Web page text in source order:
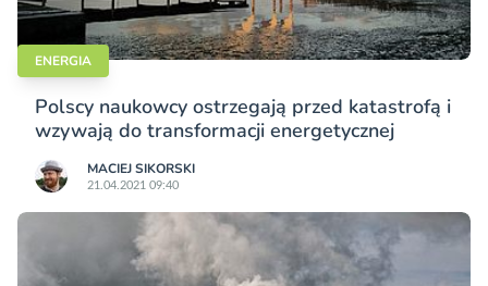
ENERGIA
Polscy naukowcy ostrzegają przed katastrofą i
wzywają do transformacji energetycznej
MACIEJ SIKORSKI
21.04.2021 09:40